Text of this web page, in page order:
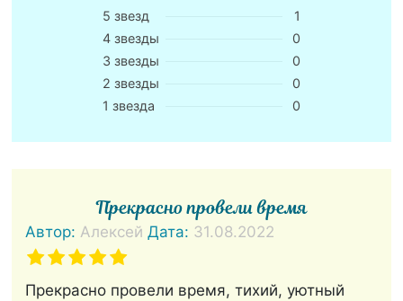
5 звезд
1
4 звезды
0
3 звезды
0
2 звезды
0
1 звезда
0
Прекрасно провели время
Автор:Алексей Дата: 31.08.2022
Прекрасно провели время, тихий, уютный